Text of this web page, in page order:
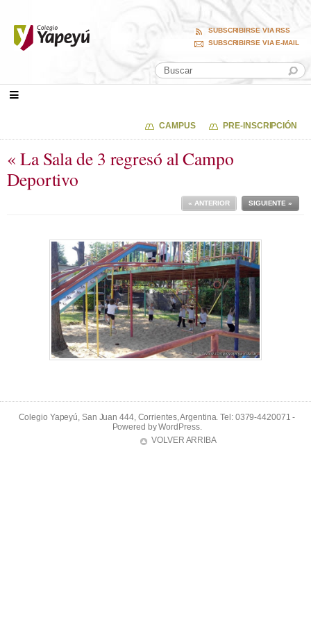
SUBSCRIBIRSE VIA RSS
SUBSCRIBIRSE VIA E-MAIL
CAMPUS PRE-INSCRIPCIÓN
« La Sala de 3 regresó al Campo
Deportivo
SIGUIENTE »
« ANTERIOR
Colegio Yapeyú, San Juan 444, Corrientes, Argentina. Tel: 0379-4420071 -
Powered byWordPress.
VOLVER ARRIBA